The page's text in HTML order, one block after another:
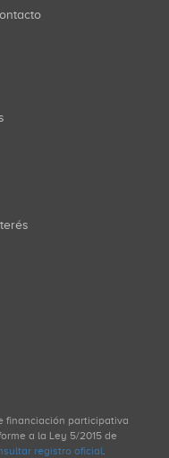
Contacto
financiación participativa
a la Ley 5/2015 de
registro oficial.